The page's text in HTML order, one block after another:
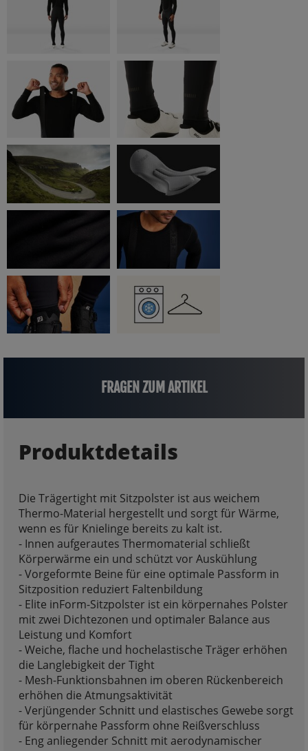
FRAGEN ZUM ARTIKEL
Produktdetails
Die Trägertight mit Sitzpolster ist aus weichem
Thermo-Material hergestellt und sorgt für Wärme,
wenn es für Knielinge bereits zu kalt ist.
- Innen aufgerautes Thermomaterial schließt
Körperwärme ein und schützt vor Auskühlung
- Vorgeformte Beine für eine optimale Passform in
Sitzposition reduziert Faltenbildung
- Elite inForm-Sitzpolster ist ein körpernahes Polster
mit zwei Dichtezonen und optimaler Balance aus
Leistung und Komfort
- Weiche, flache und hochelastische Träger erhöhen
die Langlebigkeit der Tight
- Mesh-Funktionsbahnen im oberen Rückenbereich
erhöhen die Atmungsaktivität
- Verjüngender Schnitt und elastisches Gewebe sorgt
für körpernahe Passform ohne Reißverschluss
- Eng anliegender Schnitt mit aerodynamischer